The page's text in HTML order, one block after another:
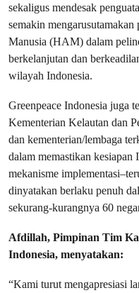
sekaligus mendesak
semakin
Manusia (HAM) dalam
berkelanjutan dan
wilayah Indonesia.
Greenpeace Indonesia juga
Kementerian Kelautan dan
dan kementerian/lembaga
dalam memastikan kesiapan
mekanisme
dinyatakan berlaku penuh
sekurang-kurangnya 60
Afdillah, Pimpinan Tim
Indonesia, menyatakan:
“Kami turut mengapresiasi